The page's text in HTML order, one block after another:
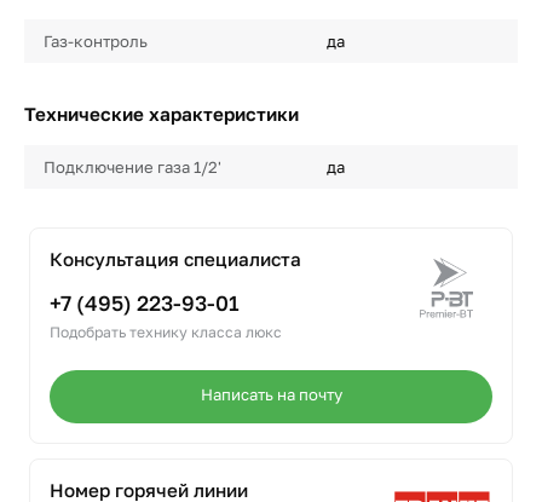
Газ-контроль да
Технические характеристики
Подключение газа 1/2' да
Консультация специалиста
+7 (495) 223-93-01
Подобрать технику класса люкс
Написать на почту
Номер горячей линии